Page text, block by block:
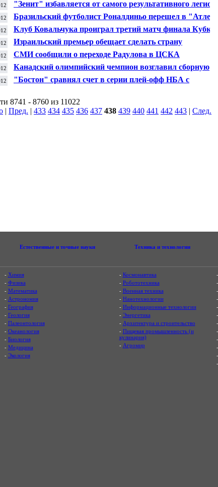
"Зенит" избавляется от самого результативного
Бразильский футболист Роналдиньо перешел в
Минейро"
Клуб Ковальчука проиграл третий матч финала Кубка
Стэнли
Израильский премьер обещает сделать страну
"шахматной державой"
СМИ сообщили о переходе Радулова в ЦСКА
Канадский олимпийский чемпион возглавил сборную
России по бобслею
"Бостон" сравнял счет в серии плей-офф НБА с
8741 - 8760 из 11022
| Пред. | 433 434 435 436 437 438 439 440 441 442 443 | След.
Естественные и точные науки Техника и технологии
- Химия
- Физика
- Математика
- Астрономия
- География
- Геология
- Палеонтология
- Океанология
- Биология
- Медицина
- Экология
- Космонавтика
- Робототехника
- Военная техника
- Нанотехнологии
- Информационные технологии
- Энергетика
- Архитектура и строительство
- Пищевая промышленность (и
кулинария)
- Агромир
-
-